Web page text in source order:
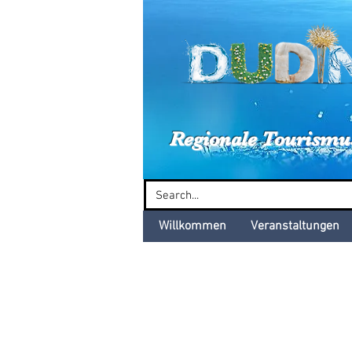
Regionale
Willkommen Veranstaltungen